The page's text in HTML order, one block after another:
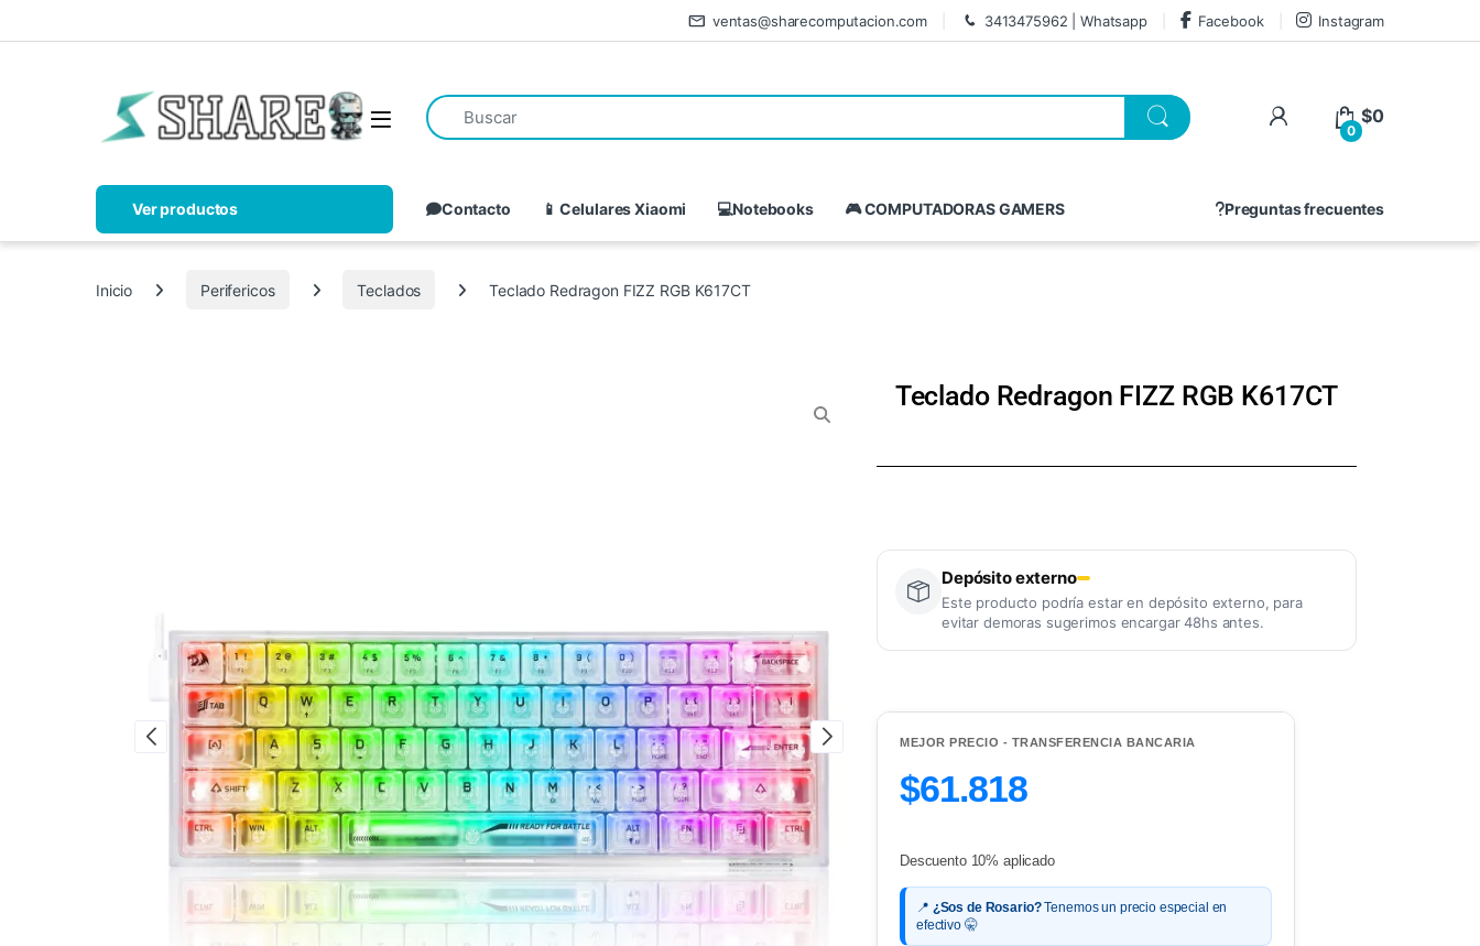
ventas@sharecomputacion.com 3413475962 | Whatsapp Facebook Instagram
0
$0
Ver productos Contacto Preguntas frecuentes
📱 Celulares Xiaomi 💻Notebooks 🎮 COMPUTADORAS GAMERS
Inicio Perifericos Teclados Teclado Redragon FIZZ RGB K617CT
Teclado Redragon FIZZ RGB K617CT
Depósito externo
Este producto podría estar en depósito externo, para
evitar demoras sugerimos encargar 48hs antes.
MEJOR PRECIO - TRANSFERENCIA BANCARIA
$61.818
Descuento 10% aplicado
📍 ¿Sos de Rosario?Tenemos un precio especial en
efectivo 🤫